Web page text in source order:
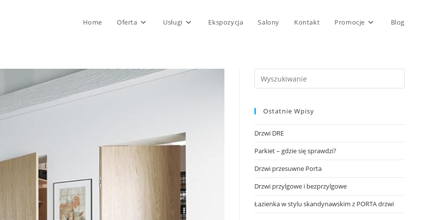
Home Oferta Usługi Ekspozycja Salony Kontakt Promocje Blog
Ostatnie Wpisy
Drzwi DRE
Parkiet – gdzie się sprawdzi?
Drzwi przesuwne Porta
Drzwi przylgowe i bezprzylgowe
Łazienka w stylu skandynawskim z PORTA drzwi